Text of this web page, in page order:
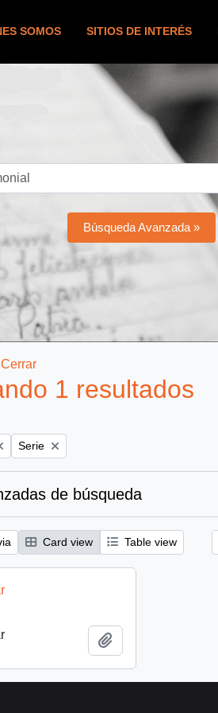
SOMOS SITIOS DE INTERÉS
Búsqueda Avanzada »
Cerrar
1 resultados
Remove filter:
Serie
de búsqueda
Card view Table view